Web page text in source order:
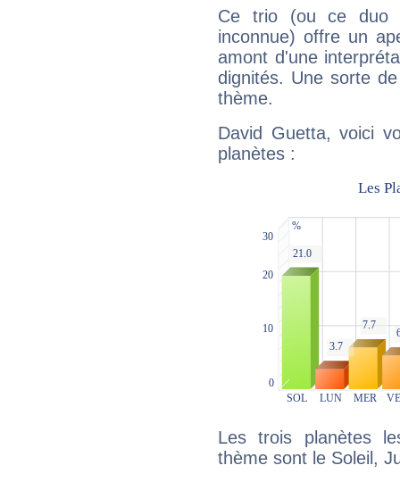
Ce trio (ou ce duo
inconnue) offre un
amont d'une
dignités. Une sorte
thème.
David Guetta, voici
planètes :
Les trois planètes
thème sont le Soleil,